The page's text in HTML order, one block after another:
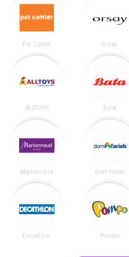
Pet Center Orsay
ALLTOYS Baťa
Marionnaud Dom farieb
Decathlon Pompo